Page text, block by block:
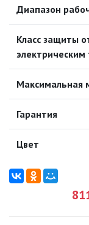
Диапазон
Класс защиты
электрическим
Максимальная
Гарантия
Цвет